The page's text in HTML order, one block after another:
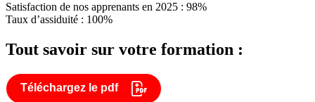
Satisfaction de nos apprenants en 2025 : 98%
Taux d’assiduité : 100%
Tout savoir sur votre formation :
Téléchargez le pdf